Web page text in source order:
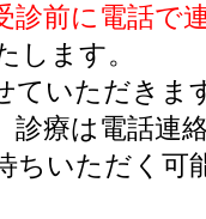
診前に電話で
します。
ていただきま
診療は電話連
ちいただく可